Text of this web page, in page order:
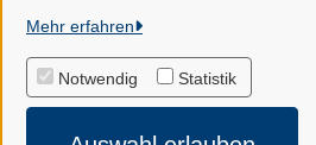
Mehr erfahren
Notwendig Statistik
Alle Rechte vorbehalten